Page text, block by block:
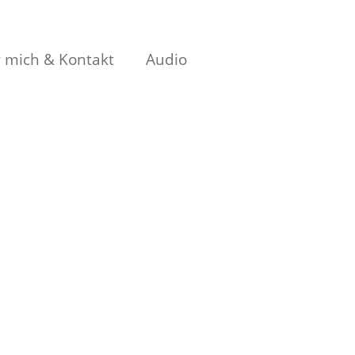
mich & Kontakt Audio